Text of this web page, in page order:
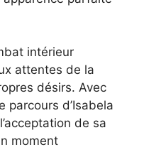
intérieur
attentes de la
désirs. Avec
parcours d’Isabela
de sa
moment